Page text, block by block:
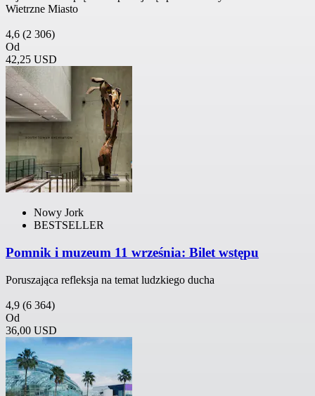
Wietrzne Miasto
4,6 (2 306)
Od
42,25 USD
Nowy Jork
BESTSELLER
Pomnik i muzeum 11 września: Bilet wstępu
Poruszająca refleksja na temat ludzkiego ducha
4,9 (6 364)
Od
36,00 USD